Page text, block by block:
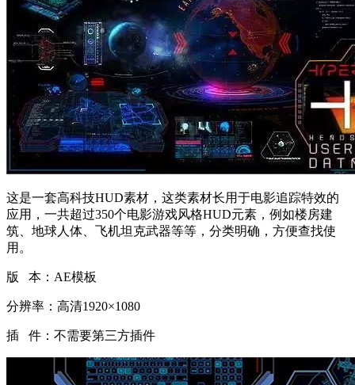
这是一套高科技HUD素材，这类素材长用于电影追踪特效的
应用，一共超过350个电影游戏风格HUD元素，例如楼房建
筑、地球人体、飞机坦克武器等等，分类明确，方便查找使
用。
版 本：AE模板
分辨率：高清1920×1080
插 件：不需要第三方插件